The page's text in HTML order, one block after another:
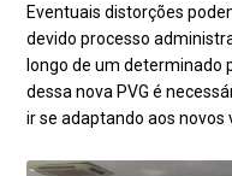
Eventuais distorções
devido processo
longo de um determinado
dessa nova PVG é
ir se adaptando aos novos